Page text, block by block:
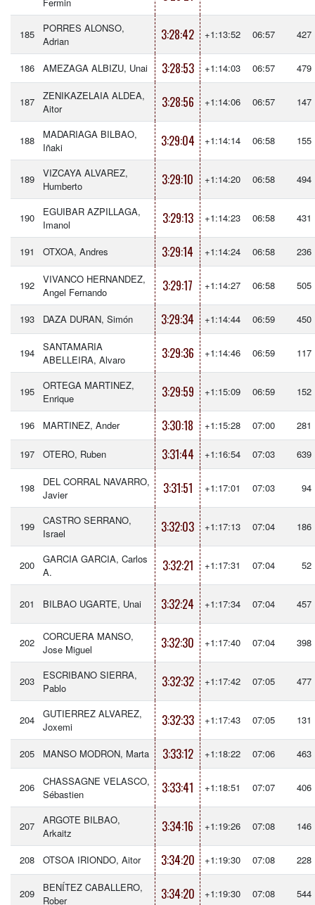
185
PORRES ALONSO,
Adrian
3:28:42 +1:13:52 06:57 427
186 AMEZAGA ALBIZU, Unai 3:28:53 +1:14:03 06:57 479
187
ZENIKAZELAIA ALDEA,
Aitor
3:28:56 +1:14:06 06:57 147
188
MADARIAGA BILBAO,
Iñaki
3:29:04 +1:14:14 06:58 155
189
VIZCAYA ALVAREZ,
Humberto
3:29:10 +1:14:20 06:58 494
190
EGUIBAR AZPILLAGA,
Imanol
3:29:13 +1:14:23 06:58 431
191 OTXOA, Andres 3:29:14 +1:14:24 06:58 236
192
VIVANCO HERNANDEZ,
Angel Fernando
3:29:17 +1:14:27 06:58 505
193 DAZA DURAN, Simón 3:29:34 +1:14:44 06:59 450
194
SANTAMARIA
ABELLEIRA, Alvaro
3:29:36 +1:14:46 06:59 117
195
ORTEGA MARTINEZ,
Enrique
3:29:59 +1:15:09 06:59 152
196 MARTINEZ, Ander 3:30:18 +1:15:28 07:00 281
197 OTERO, Ruben 3:31:44 +1:16:54 07:03 639
198
DEL CORRAL NAVARRO,
Javier
3:31:51 +1:17:01 07:03 94
199
CASTRO SERRANO,
Israel
3:32:03 +1:17:13 07:04 186
200
GARCIA GARCIA, Carlos
A.
3:32:21 +1:17:31 07:04 52
201 BILBAO UGARTE, Unai 3:32:24 +1:17:34 07:04 457
202
CORCUERA MANSO,
Jose Miguel
3:32:30 +1:17:40 07:04 398
203
ESCRIBANO SIERRA,
Pablo
3:32:32 +1:17:42 07:05 477
204
GUTIERREZ ALVAREZ,
Joxemi
3:32:33 +1:17:43 07:05 131
205 MANSO MODRON, Marta 3:33:12 +1:18:22 07:06 463
206
CHASSAGNE VELASCO,
Sébastien
3:33:41 +1:18:51 07:07 406
207
ARGOTE BILBAO,
Arkaitz
3:34:16 +1:19:26 07:08 146
208 OTSOA IRIONDO, Aitor 3:34:20 +1:19:30 07:08 228
209
BENÍTEZ CABALLERO,
Rober
3:34:20 +1:19:30 07:08 544